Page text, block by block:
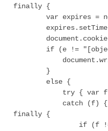
finally {
var expires =
if (e !=
        }
        else {
try { var
catch (f)
finally {
if (f